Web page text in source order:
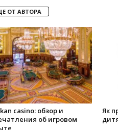
ОТ АВТОРА
casino: обзор и
об игровом
Як